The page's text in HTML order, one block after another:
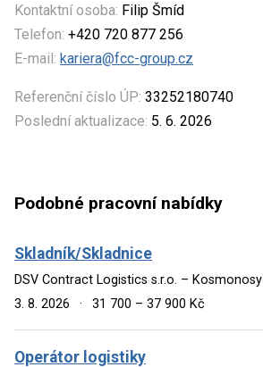
Kontaktní osoba: Filip Šmíd
Telefon: +420 720 877 256
E-mail: kariera@fcc-group.cz
Referenční číslo ÚP: 33252180740
Poslední aktualizace: 5. 6. 2026
Podobné pracovní nabídky
Skladník/Skladnice
DSV Contract Logistics s.r.o. – Kosmonosy
3. 8. 2026
· 31 700 – 37 900 Kč
Operátor logistiky